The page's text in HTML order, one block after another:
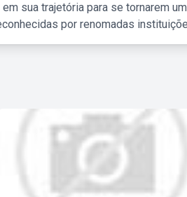
sua trajetória para se tornarem
por renomadas